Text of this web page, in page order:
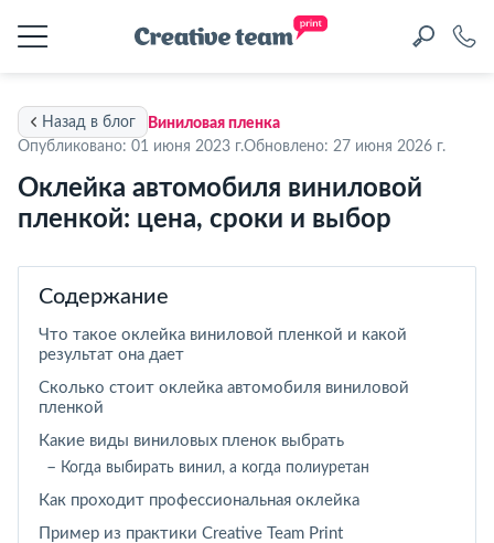
Назад в блог
Виниловая пленка
Опубликовано: 01 июня 2023 г.Обновлено: 27 июня 2026 г.
Оклейка автомобиля виниловой
пленкой: цена, сроки и выбор
Содержание
Что такое оклейка виниловой пленкой и какой
результат она дает
Сколько стоит оклейка автомобиля виниловой
пленкой
Какие виды виниловых пленок выбрать
Когда выбирать винил, а когда полиуретан
Как проходит профессиональная оклейка
Пример из практики Creative Team Print